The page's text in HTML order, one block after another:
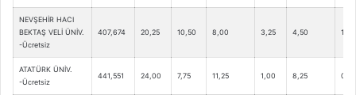
NEVŞEHİR HACI
BEKTAŞ VELİ ÜNİV.
-Ücretsiz
407,674 20,25 10,50 8,00 3,25 4,50 1,00
ATATÜRK ÜNİV.
-Ücretsiz
441,551 24,00 7,75 11,25 1,00 8,25